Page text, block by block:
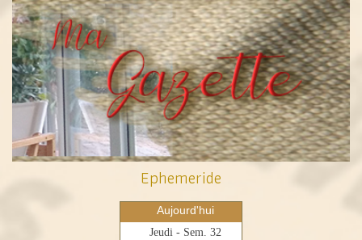
Ephemeride
Aujourd'hui
Jeudi - Sem. 32